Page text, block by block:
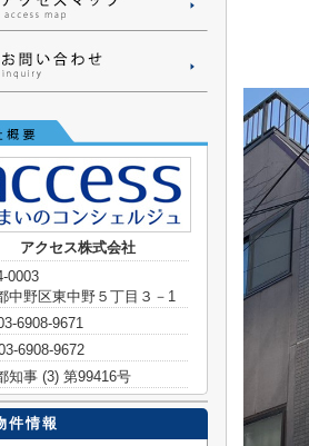
アクセス株式会社
0003
中野区東中野５丁目３－1
6908-9671
6908-9672
知事 (3) 第99416号
件情報